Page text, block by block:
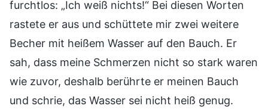
furchtlos: „Ich weiß nichts!“ Bei diesen Worten
rastete er aus und schüttete mir zwei weitere
Becher mit heißem Wasser auf den Bauch. Er
sah, dass meine Schmerzen nicht so stark waren
wie zuvor, deshalb berührte er meinen Bauch
und schrie, das Wasser sei nicht heiß genug.